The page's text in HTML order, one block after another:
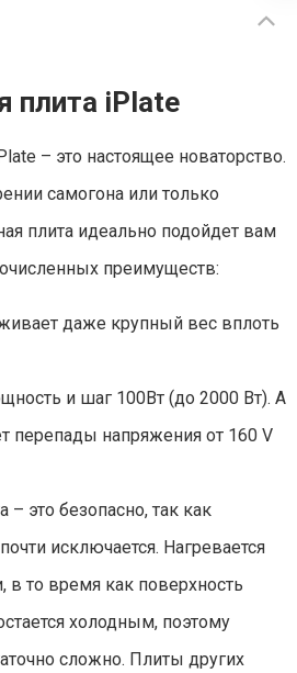
плита iPlate
– это настоящее новаторство.
самогона или только
плита идеально подойдет вам
преимуществ:
даже крупный вес вплоть
и шаг 100Вт (до 2000 Вт). А
перепады напряжения от 160 V
– это безопасно, так как
исключается. Нагревается
в то время как поверхность
холодным, поэтому
сложно. Плиты других